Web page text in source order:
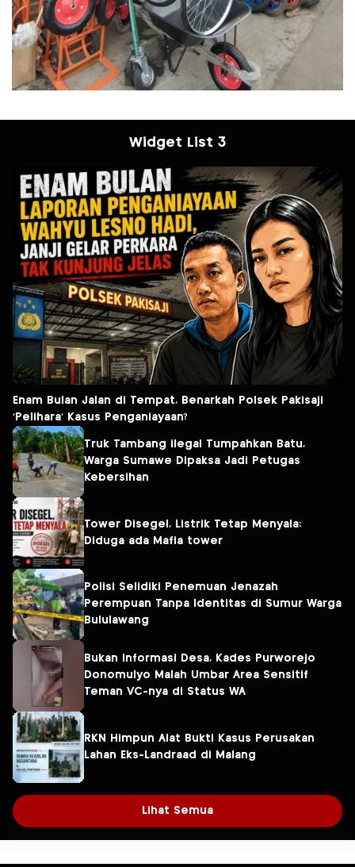
Widget List 3
Enam Bulan Jalan di Tempat, Benarkah Polsek Pakisaji
‘Pelihara’ Kasus Penganiayaan?
Truk Tambang ilegal Tumpahkan Batu,
Warga Sumawe Dipaksa Jadi Petugas
Kebersihan
Tower Disegel, Listrik Tetap Menyala:
Diduga ada Mafia tower
Polisi Selidiki Penemuan Jenazah
Perempuan Tanpa Identitas di Sumur Warga
Bululawang
Bukan Informasi Desa, Kades Purworejo
Donomulyo Malah Umbar Area Sensitif
Teman VC-nya di Status WA
RKN Himpun Alat Bukti Kasus Perusakan
Lahan Eks-Landraad di Malang
Lihat Semua